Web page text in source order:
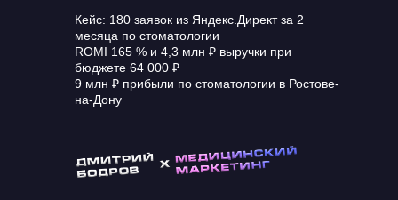
Кейс: 180 заявок из Яндекс.Директ за 2
месяца по стоматологии
ROMI 165 % и 4,3 млн ₽ выручки при
бюджете 64 000 ₽
9 млн ₽ прибыли по стоматологии в Ростове-
на-Дону